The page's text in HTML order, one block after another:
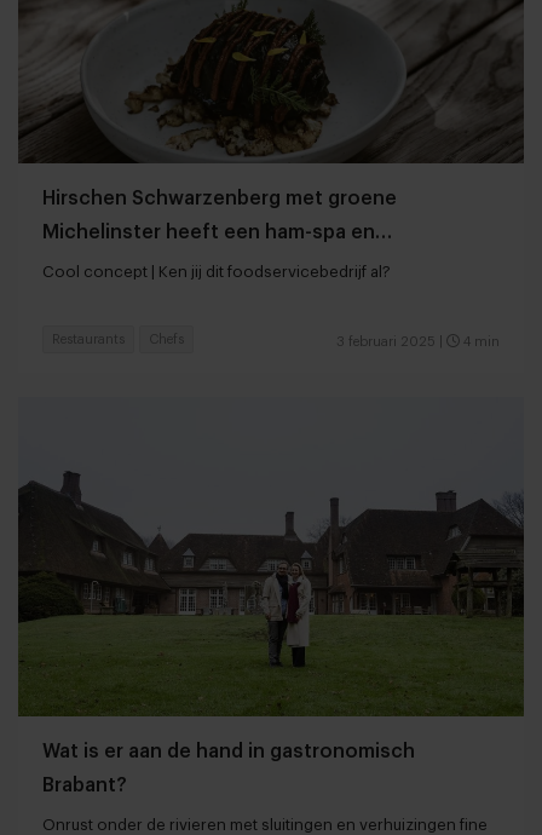
Hirschen Schwarzenberg met groene
Michelinster heeft een ham-spa en
fermentatielab
Cool concept | Ken jij dit foodservicebedrijf al?
3 februari 2025 4 min
Restaurants Chefs
Wat is er aan de hand in gastronomisch
Brabant?
Onrust onder de rivieren met sluitingen en verhuizingen fine